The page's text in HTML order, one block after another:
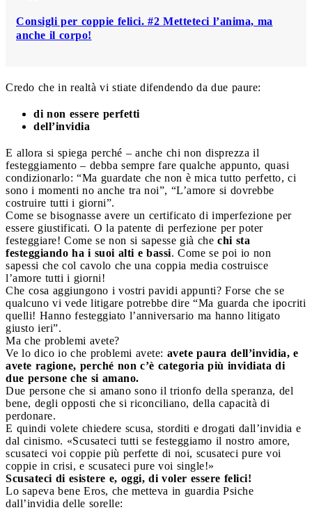
Consigli per coppie felici. #2 Metteteci l’anima, ma
anche il corpo!
Credo che in realtà vi stiate difendendo da due paure:
di non essere perfetti
dell’invidia
E allora si spiega perché – anche chi non disprezza il
festeggiamento – debba sempre fare qualche appunto, quasi
condizionarlo: “Ma guardate che non è mica tutto perfetto, ci
sono i momenti no anche tra noi”, “L’amore si dovrebbe
costruire tutti i giorni”.
Come se bisognasse avere un certificato di imperfezione per
essere giustificati. O la patente di perfezione per poter
festeggiare! Come se non si sapesse già che chi sta
festeggiando ha i suoi alti e bassi. Come se poi io non
sapessi che col cavolo che una coppia media costruisce
l’amore tutti i giorni!
Che cosa aggiungono i vostri pavidi appunti? Forse che se
qualcuno vi vede litigare potrebbe dire “Ma guarda che ipocriti
quelli! Hanno festeggiato l’anniversario ma hanno litigato
giusto ieri”.
Ma che problemi avete?
Ve lo dico io che problemi avete: avete paura dell’invidia, e
avete ragione, perché non c’è categoria più invidiata di
due persone che si amano.
Due persone che si amano sono il trionfo della speranza, del
bene, degli opposti che si riconciliano, della capacità di
perdonare.
E quindi volete chiedere scusa, storditi e drogati dall’invidia e
dal cinismo. «Scusateci tutti se festeggiamo il nostro amore,
scusateci voi coppie più perfette di noi, scusateci pure voi
coppie in crisi, e scusateci pure voi single!»
Scusateci di esistere e, oggi, di voler essere felici!
Lo sapeva bene Eros, che metteva in guardia Psiche
dall’invidia delle sorelle: